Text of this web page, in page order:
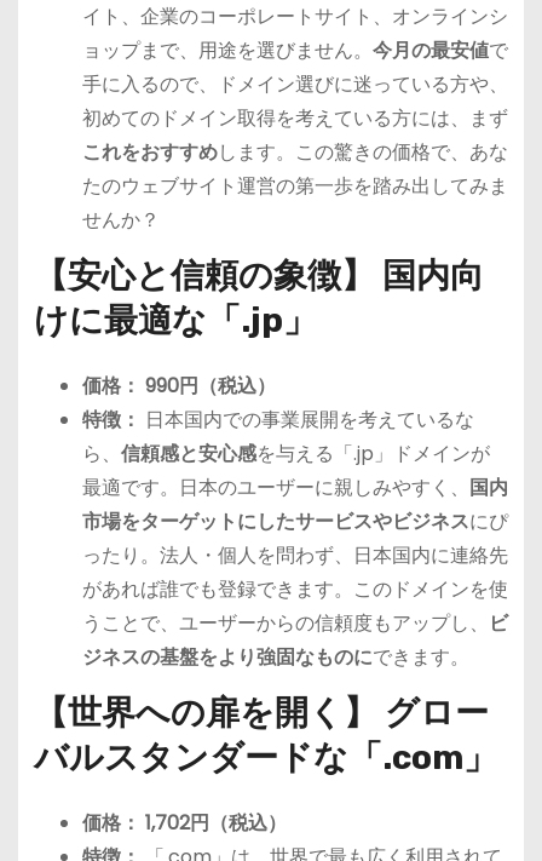
イト、企業のコーポレートサイト、オンラインシ
ョップまで、用途を選びません。 今月の最安値で
手に入るので、ドメイン選びに迷っている方や、
初めてのドメイン取得を考えている方には、まず
これをおすすめします。この驚きの価格で、あな
たのウェブサイト運営の第一歩を踏み出してみま
せんか？
【安心と信頼の象徴】 国内向
けに最適な「.jp」
価格： 990円（税込）
特徴： 日本国内での事業展開を考えているな
ら、 信頼感と安心感を与える「.jp」ドメインが
最適です。日本のユーザーに親しみやすく、 国内
市場をターゲットにしたサービスやビジネスにぴ
ったり。法人・個人を問わず、日本国内に連絡先
があれば誰でも登録できます。このドメインを使
うことで、ユーザーからの信頼度もアップし、
ビ
ジネスの基盤をより強固なものにできます。
【世界への扉を開く】 グロー
バルスタンダードな「.com」
価格： 1,702円（税込）